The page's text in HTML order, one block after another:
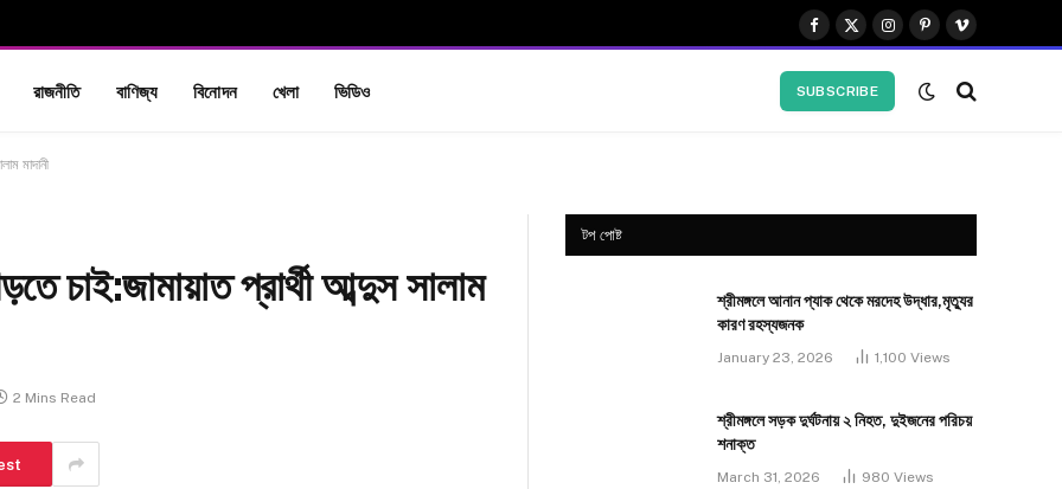
Facebook
X
Instagram
Pinterest
Vimeo
রাজনীতি বাণিজ্য বিনোদন খেলা ভিডিও SUBSCRIBE
মাদানী
চাই:জামায়াত প্রার্থী আব্দুস সালাম
2 Mins Read
টপ পোষ্ট
শ্রীমঙ্গলে আনান প্যাক থেকে মরদেহ উদ্ধার,মৃত্যুর
কারণ রহস্যজনক
January 23, 2026 1,100 Views
শ্রীমঙ্গলে সড়ক দুর্ঘটনায় ২ নিহত, দুইজনের পরিচয়
শনাক্ত
March 31, 2026 980 Views